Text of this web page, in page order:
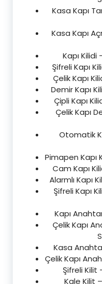
Kasa Kapı
Kasa Kapı
Kapı
Şifreli Kapı
Çelik Kapı
Demir Kapı
Çipli Kapı
Çelik Kapı
Otomatik
Pimapen Kapı
Cam Kapı
Alarmlı Kapı
Şifreli Kapı
Kapı
Çelik Kapı
Kasa
Çelik Kapı
Şifreli Kilit
Kale Kilit